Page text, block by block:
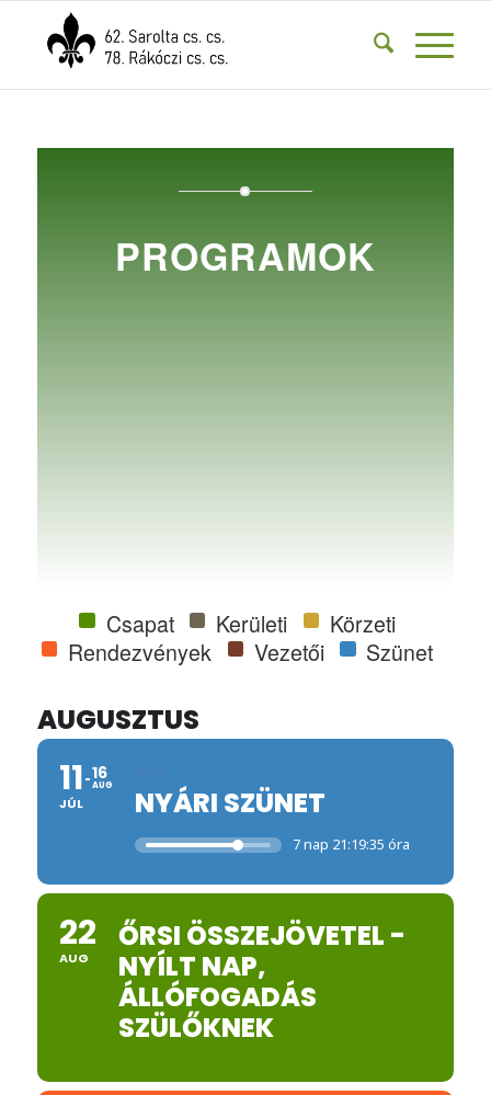
PROGRAMOK
Csapat Kerületi
Körzeti
Rendezvények
Vezetői Szünet
AUGUSZTUS
11
JÚL
16
AUG NYÁRI SZÜNET
7 nap 21:19:34 óra
22
AUG
ŐRSI ÖSSZEJÖVETEL -
NYÍLT NAP,
ÁLLÓFOGADÁS
SZÜLŐKNEK